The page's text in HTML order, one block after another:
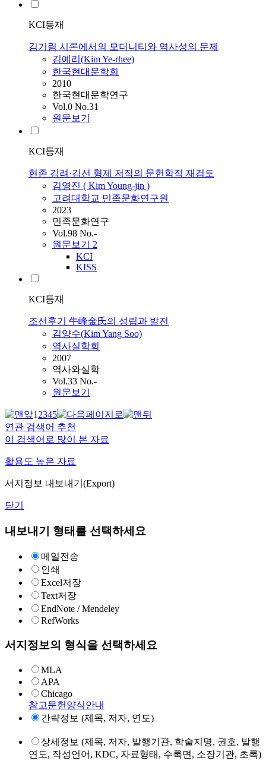
KCI등재
김기림 시론에서의 모더니티와 역사성의 문제
김예리(KimYe-rhee)
한국현대문학회
2010
한국현대문학연구
Vol.0 No.31
원문보기
KCI등재
현존 김려·김선 형제 저작의 문헌학적 재검토
김영진 ( KimYoung-jin )
고려대학교 민족문화연구원
2023
민족문화연구
Vol.98 No.-
원문보기 2
KCI
KISS
KCI등재
조선후기 牛峰金氏의 성립과 발전
김양수(KimYang Soo)
역사실학회
2007
역사와실학
Vol.33 No.-
원문보기
12345
연관 검색어 추천
이 검색어로 많이 본 자료
활용도 높은 자료
서지정보 내보내기(Export)
닫기
내보내기 형태를 선택하세요
메일전송
인쇄
Excel저장
Text저장
EndNote / Mendeley
RefWorks
서지정보의 형식을 선택하세요
MLA
APA
Chicago
참고문헌양식안내
간략정보 (제목, 저자, 연도)
상세정보 (제목, 저자, 발행기관, 학술지명, 권호, 발행
연도, 작성언어, KDC, 자료형태, 수록면, 소장기관, 초록)